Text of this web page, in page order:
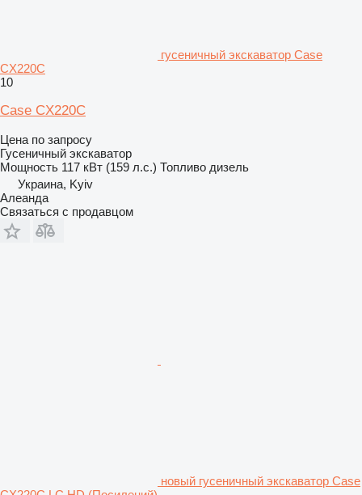
гусеничный экскаватор Case
CX220C
10
Case CX220C
Цена по запросу
Гусеничный экскаватор
Мощность 117 кВт (159 л.с.) Топливо дизель
Украина, Kyiv
Алеанда
Связаться с продавцом
новый гусеничный экскаватор Case